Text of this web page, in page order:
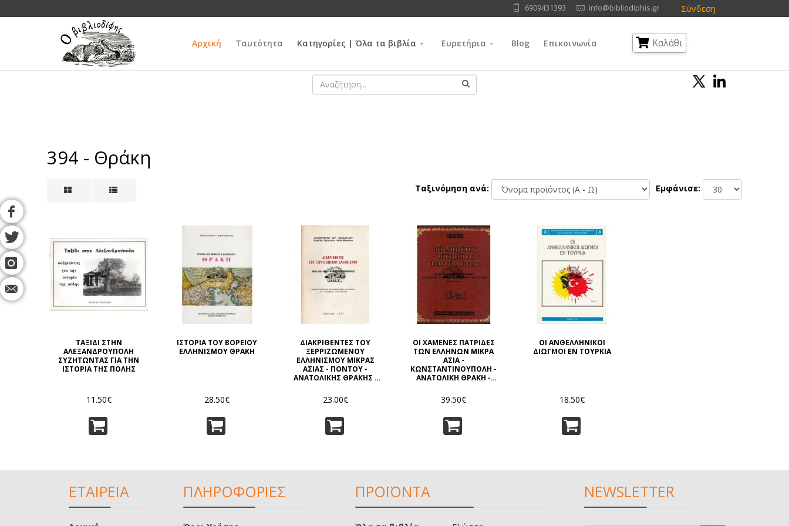
Σύνδεση
6909431393 info@bibliodiphis.gr
Αρχική Ταυτότητα Κατηγορίες | Όλα τα βιβλία Ευρετήρια Blog Επικοινωνία Καλάθι
394 - Θράκη
Εμφάνισε:
Ταξινόμηση ανά:
ΤΑΞΙΔΙ ΣΤΗΝ
ΑΛΕΞΑΝΔΡΟΥΠΟΛΗ
ΣΥΖΗΤΩΝΤΑΣ ΓΙΑ ΤΗΝ
ΙΣΤΟΡΙΑ ΤΗΣ ΠΟΛΗΣ
11.50€
ΙΣΤΟΡΙΑ ΤΟΥ ΒΟΡΕΙΟΥ
ΕΛΛΗΝΙΣΜΟΥ ΘΡΑΚΗ
28.50€
ΔΙΑΚΡΙΘΕΝΤΕΣ ΤΟΥ
ΞΕΡΡΙΖΩΜΕΝΟΥ
ΕΛΛΗΝΙΣΜΟΥ ΜΙΚΡΑΣ
ΑΣΙΑΣ - ΠΟΝΤΟΥ -
ΑΝΑΤΟΛΙΚΗΣ ΘΡΑΚΗΣ -
(ΤΟΜΟΣ Γ')
23.00€
ΟΙ ΧΑΜΕΝΕΣ ΠΑΤΡΙΔΕΣ
ΤΩΝ ΕΛΛΗΝΩΝ ΜΙΚΡΑ
ΑΣΙΑ -
ΚΩΝΣΤΑΝΤΙΝΟΥΠΟΛΗ -
ΑΝΑΤΟΛΙΚΗ ΘΡΑΚΗ -
ΠΕΛΑΓΟΝΙΑ - ΒΟΡΕΙΑ
ΗΠΕΙΡΟΣ
39.50€
ΟΙ ΑΝΘΕΛΛΗΝΙΚΟΙ
ΔΙΩΓΜΟΙ ΕΝ ΤΟΥΡΚΙΑ
18.50€
ΕΤΑΙΡΕΙΑ ΠΛΗΡΟΦΟΡΙΕΣ ΠΡΟΪΟΝΤΑ NEWSLETTER